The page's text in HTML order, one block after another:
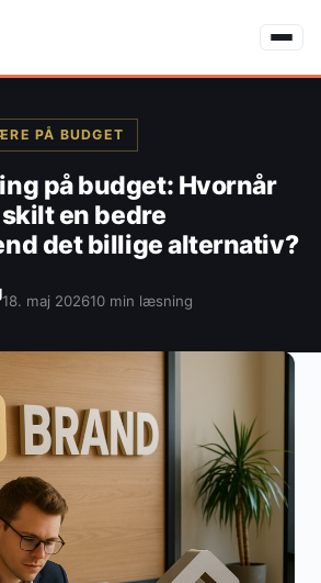
PÅ BUDGET
på budget: Hvornår
en bedre
det billige alternativ?
18. maj 202610 min læsning